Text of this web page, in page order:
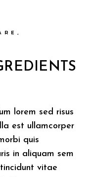
lorem sed risus
est ullamcorper
quis
in aliquam sem
vitae